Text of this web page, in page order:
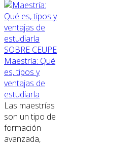
SOBRE CEUPE
Maestría: Qué
es, tipos y
ventajas de
estudiarla
Las maestrías
son un tipo de
formación
avanzada,